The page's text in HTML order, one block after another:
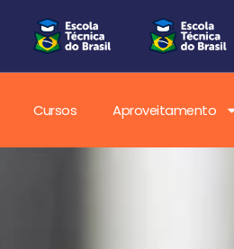
Cursos Aproveitamento